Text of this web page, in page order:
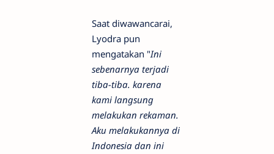
Saat diwawancarai,
Lyodra pun
mengatakan "Ini
sebenarnya terjadi
tiba-tiba. karena
kami langsung
melakukan rekaman.
Aku melakukannya di
Indonesia dan ini